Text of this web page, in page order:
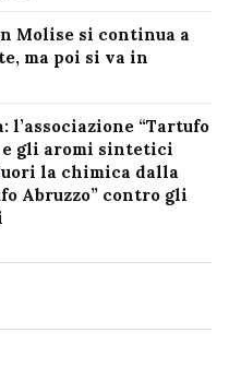
Molise si continua a
ma poi si va in
“Tartufo
gli aromi sintetici
la chimica dalla
Abruzzo” contro gli